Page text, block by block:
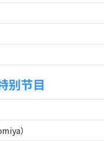
别节目
）